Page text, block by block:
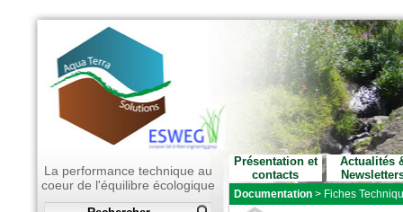
La performance technique au
coeur de l'équilibre écologique
Présentation et
contacts
Actualités
Documentation > Fiches